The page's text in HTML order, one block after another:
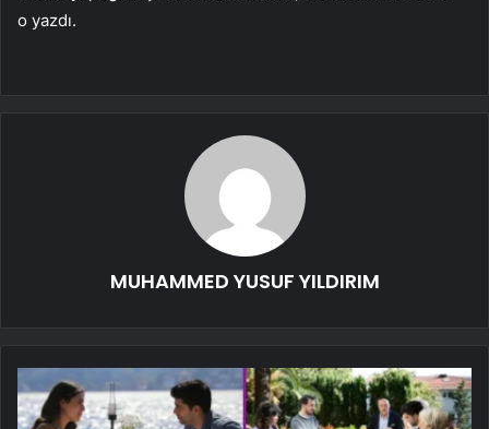
o yazdı.
MUHAMMED YUSUF YILDIRIM